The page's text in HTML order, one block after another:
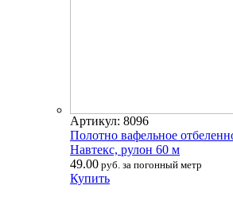
Артикул: 8096
Полотно вафельное
Навтекс, рулон 60 м
49.00 руб. за погонный метр
Купить